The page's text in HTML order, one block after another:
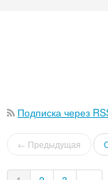
Подписка через
← Предыдущая